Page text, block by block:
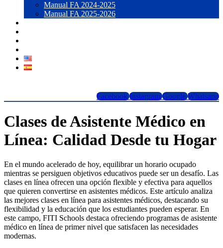
Manual FA 2024-2025
Manual FA 2025-2026
Facebook Instagram Google Whatsapp
Clases de Asistente Médico en
Línea: Calidad Desde tu Hogar
En el mundo acelerado de hoy, equilibrar un horario ocupado
mientras se persiguen objetivos educativos puede ser un desafío. Las
clases en línea ofrecen una opción flexible y efectiva para aquellos
que quieren convertirse en asistentes médicos. Este artículo analiza
las mejores clases en línea para asistentes médicos, destacando su
flexibilidad y la educación que los estudiantes pueden esperar. En
este campo, FITI Schools destaca ofreciendo programas de asistente
médico en línea de primer nivel que satisfacen las necesidades
modernas.